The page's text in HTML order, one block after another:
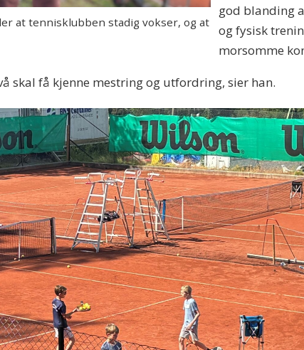
at tennisklubben stadig vokser, og at
god blanding
og fysisk
morsomme
skal få kjenne mestring og utfordring, sier han.